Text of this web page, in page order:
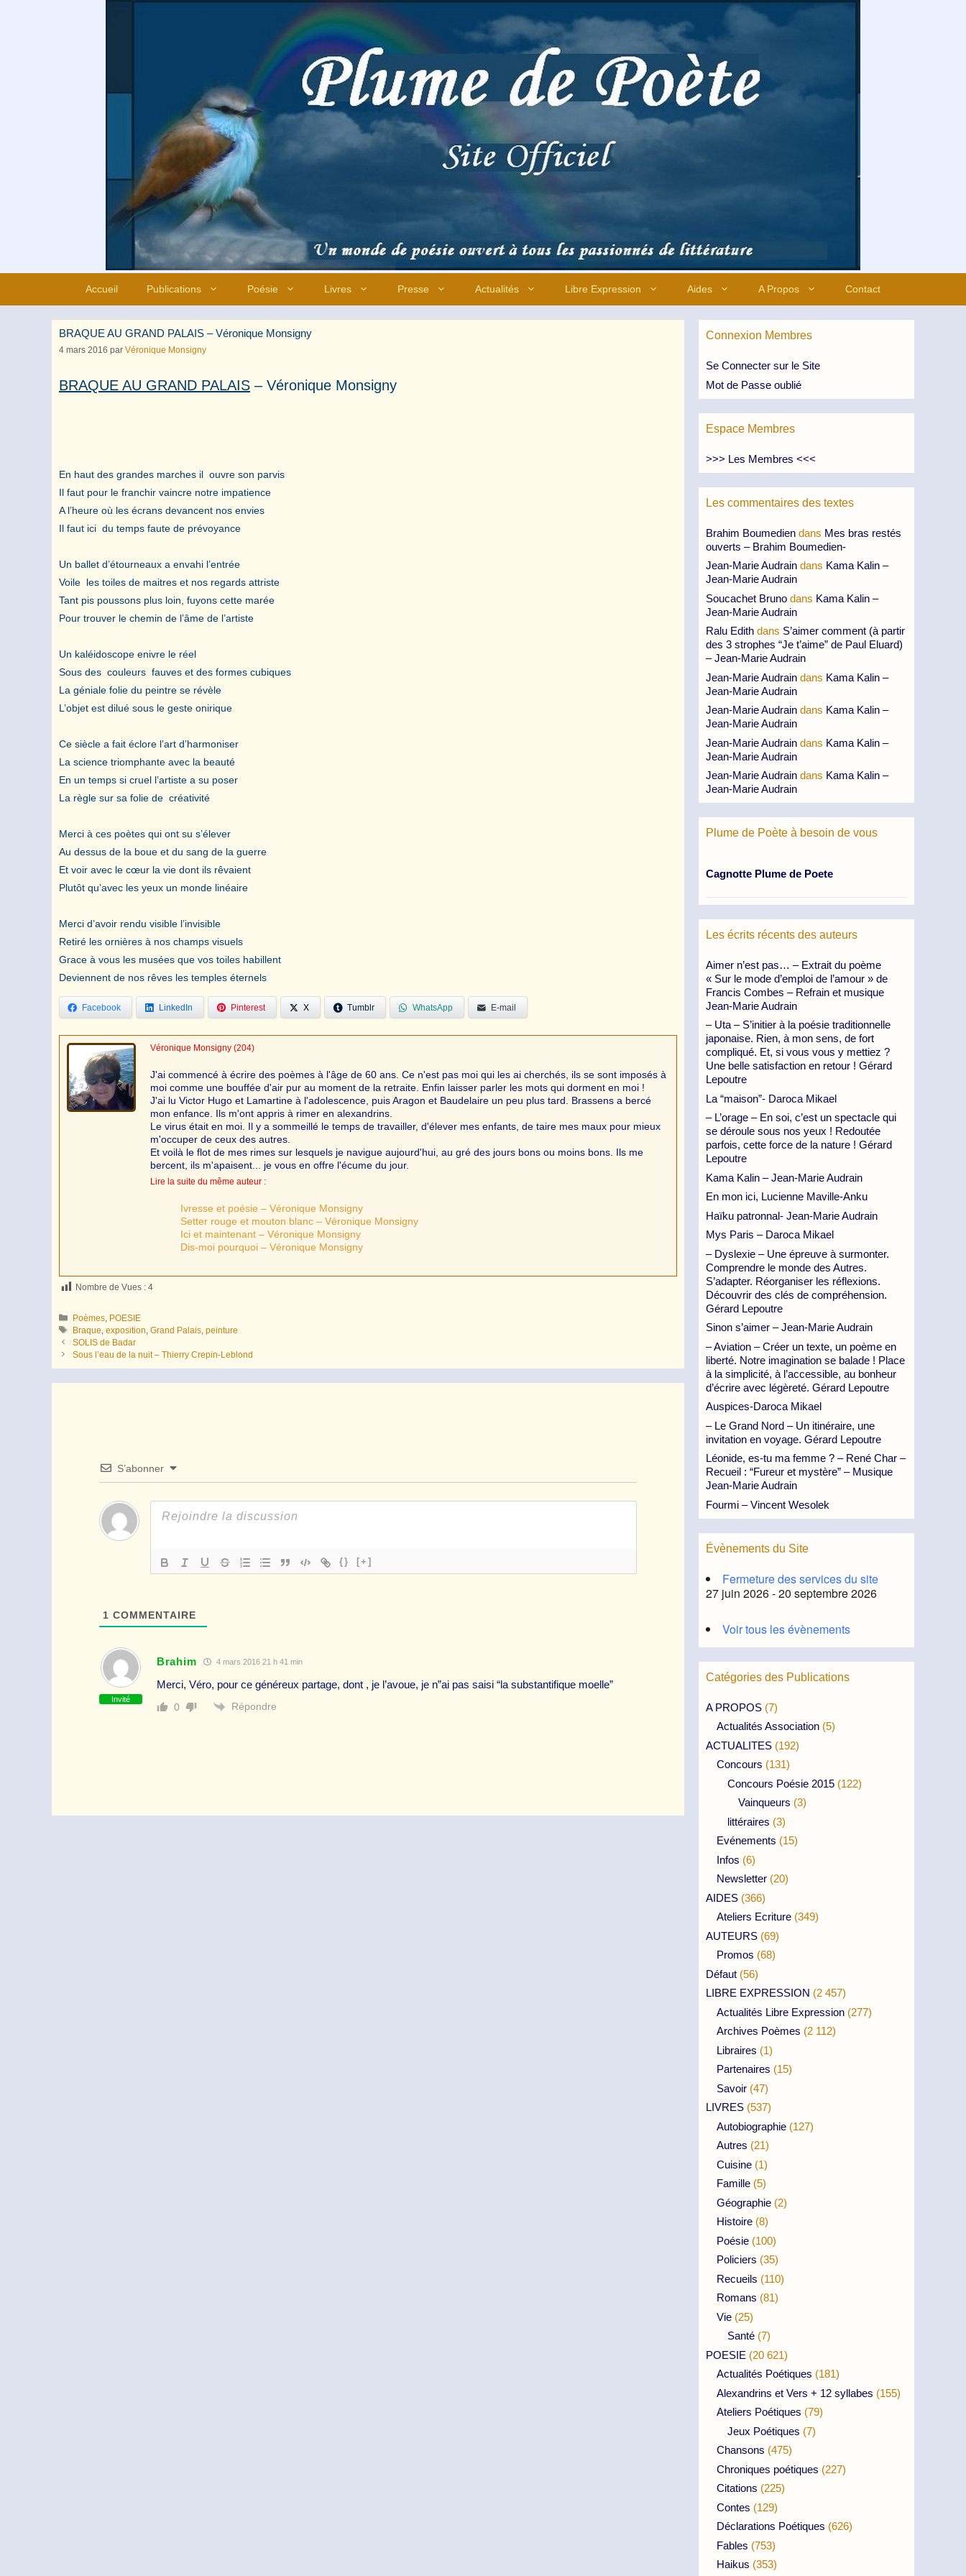
Accueil Publications Poésie Livres Presse Actualités Libre Expression Aides A Propos Contact
BRAQUE AU GRAND PALAIS – Véronique Monsigny
4 mars 2016 par Véronique Monsigny
BRAQUE AU GRAND PALAIS – Véronique Monsigny
En haut des grandes marches il ouvre son parvis
Il faut pour le franchir vaincre notre impatience
A l’heure où les écrans devancent nos envies
Il faut ici du temps faute de prévoyance
Un ballet d’étourneaux a envahi l’entrée
Voile les toiles de maitres et nos regards attriste
Tant pis poussons plus loin, fuyons cette marée
Pour trouver le chemin de l’âme de l’artiste
Un kaléidoscope enivre le réel
Sous des couleurs fauves et des formes cubiques
La géniale folie du peintre se révèle
L’objet est dilué sous le geste onirique
Ce siècle a fait éclore l’art d’harmoniser
La science triomphante avec la beauté
En un temps si cruel l’artiste a su poser
La règle sur sa folie de créativité
Merci à ces poètes qui ont su s’élever
Au dessus de la boue et du sang de la guerre
Et voir avec le cœur la vie dont ils rêvaient
Plutôt qu’avec les yeux un monde linéaire
Merci d’avoir rendu visible l’invisible
Retiré les ornières à nos champs visuels
Grace à vous les musées que vos toiles habillent
Deviennent de nos rêves les temples éternels
Facebook LinkedIn Pinterest X Tumblr WhatsApp E-mail
Véronique Monsigny (204)
J'ai commencé à écrire des poèmes à l'âge de 60 ans. Ce n'est pas moi qui les ai cherchés, ils se sont imposés à
moi comme une bouffée d'air pur au moment de la retraite. Enfin laisser parler les mots qui dorment en moi !
J'ai lu Victor Hugo et Lamartine à l'adolescence, puis Aragon et Baudelaire un peu plus tard. Brassens a bercé
mon enfance. Ils m'ont appris à rimer en alexandrins.
Le virus était en moi. Il y a sommeillé le temps de travailler, d'élever mes enfants, de taire mes maux pour mieux
m'occuper de ceux des autres.
Et voilà le flot de mes rimes sur lesquels je navigue aujourd'hui, au gré des jours bons ou moins bons. Ils me
bercent, ils m'apaisent... je vous en offre l'écume du jour.
Lire la suite du même auteur :
Ivresse et poésie – Véronique Monsigny
Setter rouge et mouton blanc – Véronique Monsigny
Ici et maintenant – Véronique Monsigny
Dis-moi pourquoi – Véronique Monsigny
Nombre de Vues : 4
Catégories
Poèmes POESIE
Étiquettes
Braque ,exposition ,Grand Palais ,peinture
SOLIS de Badar
Sous l’eau de la nuit – Thierry Crepin-Leblond
S’abonner
{} [+]
1 COMMENTAIRE
Invité
Brahim 4 mars 2016 21 h 41 min
Merci, Véro, pour ce généreux partage, dont , je l’avoue, je n”ai pas saisi “la substantifique moelle”
0 Répondre
Connexion Membres
Se Connecter sur le Site
Mot de Passe oublié
Espace Membres
>>> Les Membres <<<
Les commentaires des textes
Brahim Boumedien dans Mes bras restés
ouverts – Brahim Boumedien-
Jean-Marie Audrain dans Kama Kalin –
Jean-Marie Audrain
Soucachet Bruno dans Kama Kalin –
Jean-Marie Audrain
Ralu Edith dans S’aimer comment (à partir
des 3 strophes “Je t’aime” de Paul Eluard)
– Jean-Marie Audrain
Jean-Marie Audrain dans Kama Kalin –
Jean-Marie Audrain
Jean-Marie Audrain dans Kama Kalin –
Jean-Marie Audrain
Jean-Marie Audrain dans Kama Kalin –
Jean-Marie Audrain
Jean-Marie Audrain dans Kama Kalin –
Jean-Marie Audrain
Plume de Poète à besoin de vous
Cagnotte Plume de Poete
Les écrits récents des auteurs
Aimer n’est pas… – Extrait du poème
« Sur le mode d’emploi de l’amour » de
Francis Combes – Refrain et musique
Jean-Marie Audrain
– Uta – S’initier à la poésie traditionnelle
japonaise. Rien, à mon sens, de fort
compliqué. Et, si vous vous y mettiez ?
Une belle satisfaction en retour ! Gérard
Lepoutre
La “maison”- Daroca Mikael
– L’orage – En soi, c’est un spectacle qui
se déroule sous nos yeux ! Redoutée
parfois, cette force de la nature ! Gérard
Lepoutre
Kama Kalin – Jean-Marie Audrain
En mon ici, Lucienne Maville-Anku
Haïku patronnal- Jean-Marie Audrain
Mys Paris – Daroca Mikael
– Dyslexie – Une épreuve à surmonter.
Comprendre le monde des Autres.
S’adapter. Réorganiser les réflexions.
Découvrir des clés de compréhension.
Gérard Lepoutre
Sinon s’aimer – Jean-Marie Audrain
– Aviation – Créer un texte, un poème en
liberté. Notre imagination se balade ! Place
à la simplicité, à l’accessible, au bonheur
d’écrire avec légèreté. Gérard Lepoutre
Auspices-Daroca Mikael
– Le Grand Nord – Un itinéraire, une
invitation en voyage. Gérard Lepoutre
Léonide, es-tu ma femme ? – René Char –
Recueil : “Fureur et mystère” – Musique
Jean-Marie Audrain
Fourmi – Vincent Wesolek
Évènements du Site
Fermeture des services du site
27 juin 2026 - 20 septembre 2026
Voir tous les évènements
Catégories des Publications
A PROPOS (7)
Actualités Association (5)
ACTUALITES (192)
Concours (131)
Concours Poésie 2015 (122)
Vainqueurs (3)
littéraires (3)
Evénements (15)
Infos (6)
Newsletter (20)
AIDES (366)
Ateliers Ecriture (349)
AUTEURS (69)
Promos (68)
Défaut (56)
LIBRE EXPRESSION (2 457)
Actualités Libre Expression (277)
Archives Poèmes (2 112)
Libraires (1)
Partenaires (15)
Savoir (47)
LIVRES (537)
Autobiographie (127)
Autres (21)
Cuisine (1)
Famille (5)
Géographie (2)
Histoire (8)
Poésie (100)
Policiers (35)
Recueils (110)
Romans (81)
Vie (25)
Santé (7)
POESIE (20 621)
Actualités Poétiques (181)
Alexandrins et Vers + 12 syllabes (155)
Ateliers Poétiques (79)
Jeux Poétiques (7)
Chansons (475)
Chroniques poétiques (227)
Citations (225)
Contes (129)
Déclarations Poétiques (626)
Fables (753)
Haikus (353)